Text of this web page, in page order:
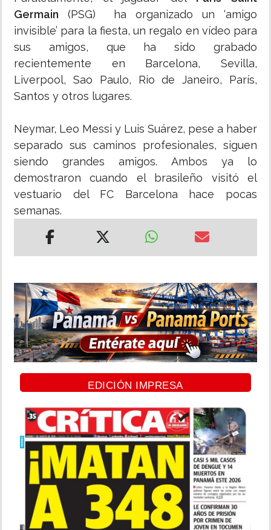
Germain (PSG) ha organizado un ‘amigo
invisible’ para la fiesta, un regalo en vídeo para
sus amigos, que ha sido grabado
recientemente en Barcelona, Sevilla,
Liverpool, Sao Paulo, Rio de Janeiro, París,
Santos y otros lugares.
Neymar, Leo Messi y Luis Suárez, pese a haber
separado sus caminos profesionales, siguen
siendo grandes amigos. Ambos ya lo
demostraron cuando el brasileño visitó el
vestuario del FC Barcelona hace pocas
semanas.
EDICIÓN IMPRESA